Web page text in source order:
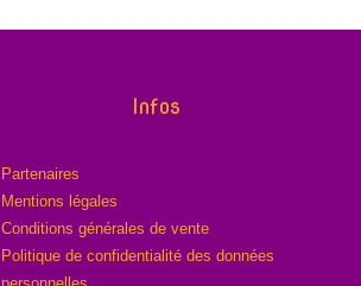
Infos
Partenaires
Mentions légales
Conditions générales de vente
Politique de confidentialité des données